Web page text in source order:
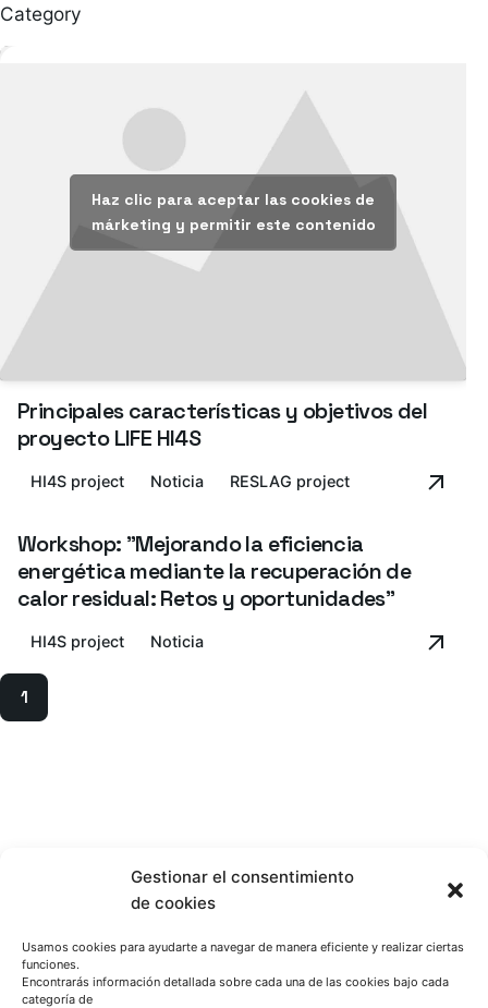
Gestionar el consentimiento
de cookies
Usamos cookies para ayudarte a navegar de manera eficiente y realizar ciertas
funciones.
Encontrarás información detallada sobre cada una de las cookies bajo cada
categoría de
Category
Haz clic para aceptar las cookies de
márketing y permitir este contenido
Principales características y objetivos del
proyecto LIFE HI4S
HI4S project Noticia RESLAG project
Workshop: "Mejorando la eficiencia
energética mediante la recuperación de
calor residual: Retos y oportunidades"
HI4S project Noticia
1